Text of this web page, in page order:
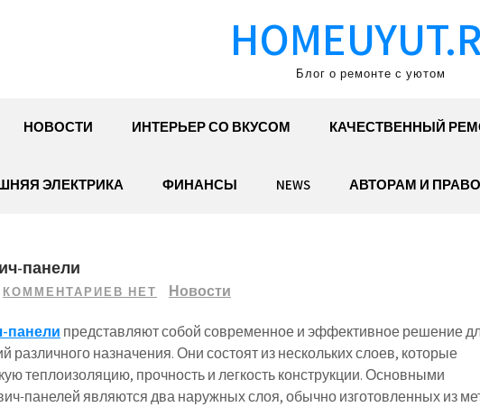
Блог о ремонте с уютом
НОВОСТИ ИНТЕРЬЕР СО ВКУСОМ КАЧЕСТВЕННЫЙ
ЭЛЕКТРИКА ФИНАНСЫ NEWS АВТОРАМ И
панели
КОММЕНТАРИЕВ НЕТ Новости
панели представляют собой современное и эффективное решение
различного назначения. Они состоят из нескольких слоев, которые
теплоизоляцию, прочность и легкость конструкции. Основными
панелей являются два наружных слоя, обычно изготовленных из